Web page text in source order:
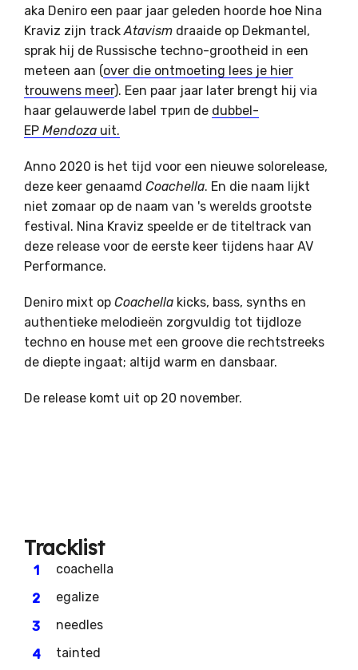
aka Deniro een paar jaar geleden hoorde hoe Nina
Kraviz zijn trackAtavism draaide op Dekmantel,
sprak hij de Russische techno-grootheid in een
meteen aan (over die ontmoeting lees je hier
trouwens meer). Een paar jaar later brengt hij via
haar gelauwerde label трип de dubbel-
EP Mendoza uit.
Anno 2020 is het tijd voor een nieuwe solorelease,
deze keer genaamd Coachella. En die naam lijkt
niet zomaar op de naam van 's werelds grootste
festival. Nina Kraviz speelde er de titeltrack van
deze release voor de eerste keer tijdens haar AV
Performance.
Deniro mixt op Coachella kicks, bass, synths en
authentieke melodieën zorgvuldig tot tijdloze
techno en house met een groove die rechtstreeks
de diepte ingaat; altijd warm en dansbaar.
De release komt uit op 20 november.
Tracklist
coachella
egalize
needles
tainted